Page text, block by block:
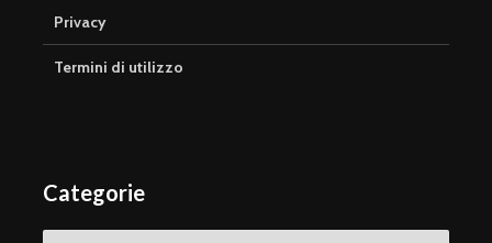
Privacy
Termini di utilizzo
Categorie